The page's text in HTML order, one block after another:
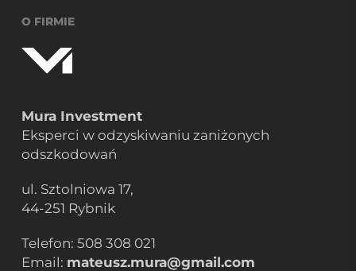
O FIRMIE
Mura Investment
Eksperci w odzyskiwaniu zaniżonych
odszkodowań
ul. Sztolniowa 17,
44-251 Rybnik
Telefon: 508 308 021
Email: mateusz.mura@gmail.com